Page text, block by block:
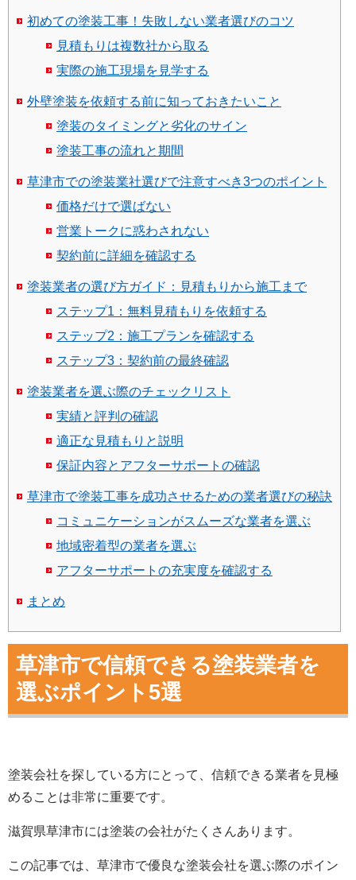
初めての塗装工事！失敗しない業者選びのコツ
見積もりは複数社から取る
実際の施工現場を見学する
外壁塗装を依頼する前に知っておきたいこと
塗装のタイミングと劣化のサイン
塗装工事の流れと期間
草津市での塗装業社選びで注意すべき3つのポイント
価格だけで選ばない
営業トークに惑わされない
契約前に詳細を確認する
塗装業者の選び方ガイド：見積もりから施工まで
ステップ1：無料見積もりを依頼する
ステップ2：施工プランを確認する
ステップ3：契約前の最終確認
塗装業者を選ぶ際のチェックリスト
実績と評判の確認
適正な見積もりと説明
保証内容とアフターサポートの確認
草津市で塗装工事を成功させるための業者選びの秘訣
コミュニケーションがスムーズな業者を選ぶ
地域密着型の業者を選ぶ
アフターサポートの充実度を確認する
まとめ
草津市で信頼できる塗装業者を
選ぶポイント5選
塗装会社を探している方にとって、信頼できる業者を見極
めることは非常に重要です。
滋賀県草津市には塗装の会社がたくさんあります。
この記事では、草津市で優良な塗装会社を選ぶ際のポイン